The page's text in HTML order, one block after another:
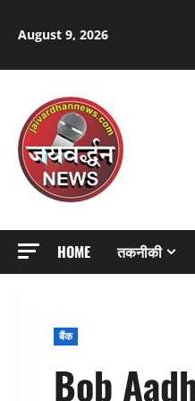
August 9, 2026
HOME तकनीकी
बैंक
Bob